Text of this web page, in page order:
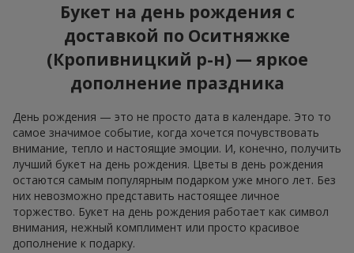
Букет на день рождения с
доставкой по Оситняжке
(Кропивницкий р-н) — яркое
дополнение праздника
День рождения — это не просто дата в календаре. Это то
самое значимое событие, когда хочется почувствовать
внимание, тепло и настоящие эмоции. И, конечно, получить
лучший букет на день рождения. Цветы в день рождения
остаются самым популярным подарком уже много лет. Без
них невозможно представить настоящее личное
торжество. Букет на день рождения работает как символ
внимания, нежный комплимент или просто красивое
дополнение к подарку.